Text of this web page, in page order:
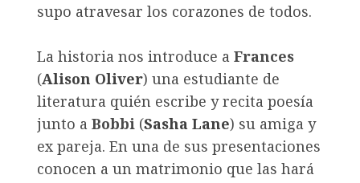
supo atravesar los corazones de todos.
La historia nos introduce a Frances
(Alison Oliver) una estudiante de
literatura quién escribe y recita poesía
junto a Bobbi (Sasha Lane) su amiga y
ex pareja. En una de sus presentaciones
conocen a un matrimonio que las hará